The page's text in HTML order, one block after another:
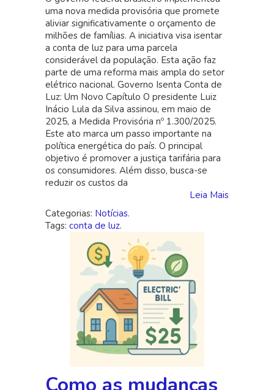
Isenta
Conta
de
Luz
para
16
Milhões
de
Pessoas
uma nova medida provisória que promete
aliviar significativamente o orçamento de
milhões de famílias. A iniciativa visa isentar
a conta de luz para uma parcela
considerável da população. Esta ação faz
parte de uma reforma mais ampla do setor
elétrico nacional. Governo Isenta Conta de
Luz: Um Novo Capítulo O presidente Luiz
Inácio Lula da Silva assinou, em maio de
2025, a Medida Provisória nº 1.300/2025.
Este ato marca um passo importante na
política energética do país. O principal
objetivo é promover a justiça tarifária para
os consumidores. Além disso, busca-se
reduzir os custos da
Leia Mais
Categorias: Notícias.
Tags: conta de luz.